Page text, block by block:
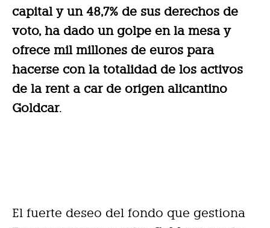
capital y un 48,7% de sus derechos de
voto, ha dado un golpe en la mesa y
ofrece mil millones de euros para
hacerse con la totalidad de los activos
de la rent a car de origen alicantino
Goldcar.
El fuerte deseo del fondo que gestiona